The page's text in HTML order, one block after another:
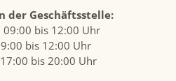
der Geschäftsstelle:
09:00 bis 12:00 Uhr
bis 12:00 Uhr
bis 20:00 Uhr